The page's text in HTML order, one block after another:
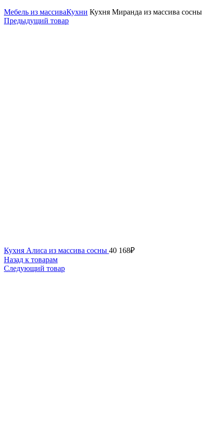
Мебель из массиваКухни Кухня Миранда из массива сосны
Предыдущий товар
Кухня Алиса из массива сосны 40 168₽
Назад к товарам
Следующий товар